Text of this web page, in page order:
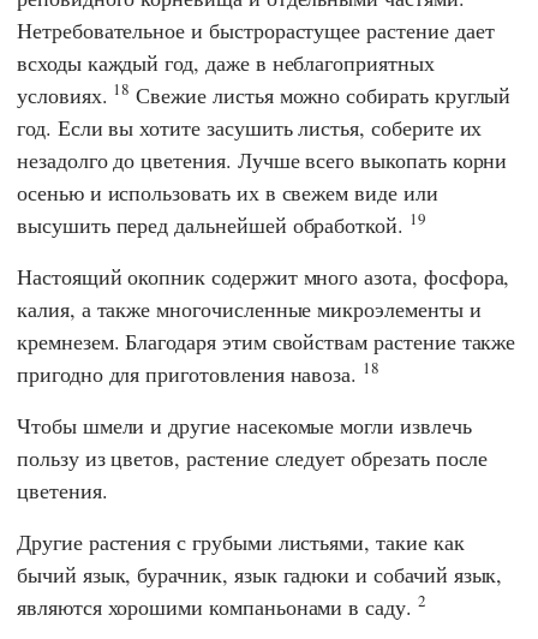
Нетребовательное и быстрорастущее растение дает
всходы каждый год, даже в неблагоприятных
условиях. 18 Свежие листья можно собирать круглый
год. Если вы хотите засушить листья, соберите их
незадолго до цветения. Лучше всего выкопать корни
осенью и использовать их в свежем виде или
высушить перед дальнейшей обработкой. 19
Настоящий окопник содержит много азота, фосфора,
калия, а также многочисленные микроэлементы и
кремнезем. Благодаря этим свойствам растение также
пригодно для приготовления навоза. 18
Чтобы шмели и другие насекомые могли извлечь
пользу из цветов, растение следует обрезать после
цветения.
Другие растения с грубыми листьями, такие как
бычий язык, бурачник, язык гадюки и собачий язык,
являются хорошими компаньонами в саду. 2